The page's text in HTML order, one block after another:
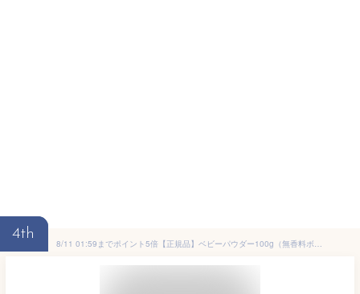
4th
8/11 01:59までポイント5倍【正規品】ベビーパウダー100g（無香料ボディパウダー） / 赤ちゃん ベビー 赤ちゃん用品 ベビー用品 新生児 ボディパウダー オーガニック スキンケア パウダー 粉 汗ケア 汗 ケア用品 無香料 ニールズヤード ニールズヤードレメディーズ